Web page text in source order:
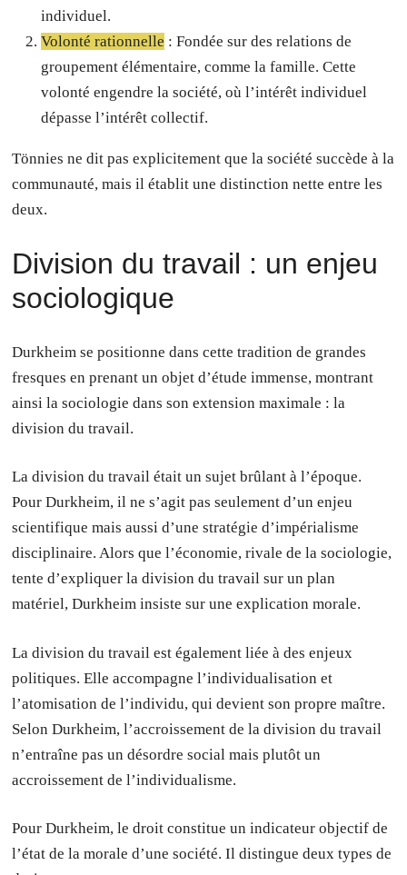
individuel.
Volonté rationnelle : Fondée sur des relations de
groupement élémentaire, comme la famille. Cette
volonté engendre la société, où l’intérêt individuel
dépasse l’intérêt collectif.
Tönnies ne dit pas explicitement que la société succède à la
communauté, mais il établit une distinction nette entre les
deux.
Division du travail : un enjeu
sociologique
Durkheim se positionne dans cette tradition de grandes
fresques en prenant un objet d’étude immense, montrant
ainsi la sociologie dans son extension maximale : la
division du travail.
La division du travail était un sujet brûlant à l’époque.
Pour Durkheim, il ne s’agit pas seulement d’un enjeu
scientifique mais aussi d’une stratégie d’impérialisme
disciplinaire. Alors que l’économie, rivale de la sociologie,
tente d’expliquer la division du travail sur un plan
matériel, Durkheim insiste sur une explication morale.
La division du travail est également liée à des enjeux
politiques. Elle accompagne l’individualisation et
l’atomisation de l’individu, qui devient son propre maître.
Selon Durkheim, l’accroissement de la division du travail
n’entraîne pas un désordre social mais plutôt un
accroissement de l’individualisme.
Pour Durkheim, le droit constitue un indicateur objectif de
l’état de la morale d’une société. Il distingue deux types de